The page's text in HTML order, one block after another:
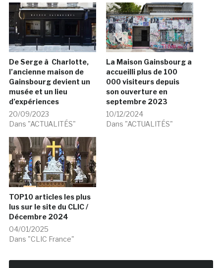
De Serge à Charlotte,
l’ancienne maison de
Gainsbourg devient un
musée et un lieu
d’expériences
20/09/2023
Dans "ACTUALITÉS"
La Maison Gainsbourg a
accueilli plus de 100
000 visiteurs depuis
son ouverture en
septembre 2023
10/12/2024
Dans "ACTUALITÉS"
TOP10 articles les plus
lus sur le site du CLIC /
Décembre 2024
04/01/2025
Dans "CLIC France"